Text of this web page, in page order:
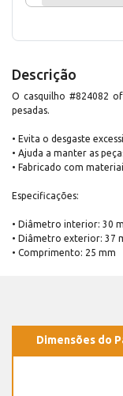
Descrição
O casquilho #824082
pesadas.
• Evita o desgaste
• Ajuda a manter as
• Fabricado com
Especificações:
• Diâmetro interior: 30
• Diâmetro exterior: 37
• Comprimento: 25 mm
Dimensões do